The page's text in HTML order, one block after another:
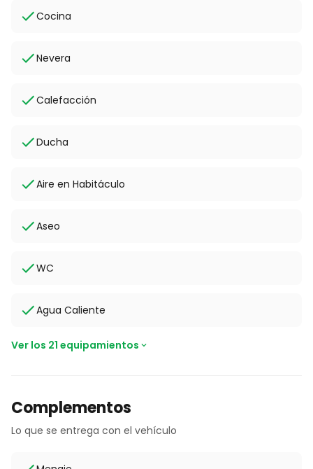
Cocina
Nevera
Calefacción
Ducha
Aire en Habitáculo
Aseo
WC
Agua Caliente
Ver los 21 equipamientos
Complementos
Lo que se entrega con el vehículo